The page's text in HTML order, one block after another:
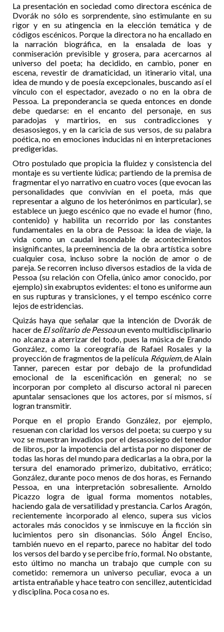
La presentación en sociedad como directora escénica de
Dvorák no sólo es sorprendente, sino estimulante en su
rigor y en su atingencia en la elección temática y de
códigos escénicos. Porque la directora no ha encallado en
la narración biográfica, en la ensalada de loas y
conmiseración previsible y grosera, para acercarnos al
universo del poeta; ha decidido, en cambio, poner en
escena, revestir de dramaticidad, un itinerario vital, una
idea de mundo y de poesía excepcionales, buscando así el
vínculo con el espectador, avezado o no en la obra de
Pessoa. La preponderancia se queda entonces en donde
debe quedarse: en el encanto del personaje, en sus
paradojas y martirios, en sus contradicciones y
desasosiegos, y en la caricia de sus versos, de su palabra
poética, no en emociones inducidas ni en interpretaciones
predigeridas.
Otro postulado que propicia la fluidez y consistencia del
montaje es su vertiente lúdica; partiendo de la premisa de
fragmentar el yo narrativo en cuatro voces (que evocan las
personalidades que convivían en el poeta, más que
representar a alguno de los heterónimos en particular), se
establece un juego escénico que no evade el humor (fino,
contenido) y habilita un recorrido por las constantes
fundamentales en la obra de Pessoa: la idea de viaje, la
vida como un caudal insondable de acontecimientos
insignificantes, la preeminencia de la obra artística sobre
cualquier cosa, incluso sobre la noción de amor o de
pareja. Se recorren incluso diversos estadios de la vida de
Pessoa (su relación con Ofelia, único amor conocido, por
ejemplo) sin exabruptos evidentes: el tono es uniforme aun
en sus rupturas y transiciones, y el tempo escénico corre
lejos de estridencias.
Quizás haya que señalar que la intención de Dvorák de
hacer de El solitario de Pessoaun evento multidisciplinario
no alcanza a aterrizar del todo, pues la música de Erando
González, como la coreografía de Rafael Rosales y la
proyección de fragmentos de la película Réquiem, de Alain
Tanner, parecen estar por debajo de la profundidad
emocional de la escenificación en general; no se
incorporan por completo al discurso actoral ni parecen
apuntalar sensaciones que los actores, por sí mismos, sí
logran transmitir.
Porque en el propio Erando González, por ejemplo,
resuenan con claridad los versos del poeta; su cuerpo y su
voz se muestran invadidos por el desasosiego del tenedor
de libros, por la impotencia del artista por no disponer de
todas las horas del mundo para dedicarlas a la obra, por la
tersura del enamorado primerizo, dubitativo, errático;
González, durante poco menos de dos horas, es Fernando
Pessoa, en una interpretación sobresaliente. Arnoldo
Picazzo logra de igual forma momentos notables,
haciendo gala de versatilidad y prestancia. Carlos Aragón,
recientemente incorporado al elenco, supera sus vicios
actorales más conocidos y se inmiscuye en la ficción sin
lucimientos pero sin disonancias. Sólo Ángel Enciso,
también nuevo en el reparto, parece no habitar del todo
los versos del bardo y se percibe frío, formal. No obstante,
esto último no mancha un trabajo que cumple con su
cometido: rememora un universo peculiar, evoca a un
artista entrañable y hace teatro con sencillez, autenticidad
y disciplina. Poca cosa no es.